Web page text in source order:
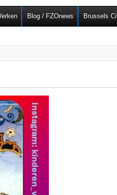
naar de
gaanBlog / FZOnews Brussels